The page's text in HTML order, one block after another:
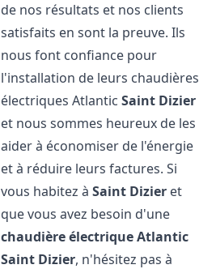
de nos résultats et nos clients
satisfaits en sont la preuve. Ils
nous font confiance pour
l'installation de leurs chaudières
électriques AtlanticSaint Dizier
et nous sommes heureux de les
aider à économiser de l'énergie
et à réduire leurs factures. Si
vous habitez àSaint Dizier et
que vous avez besoin d'une
chaudière électrique Atlantic
Saint Dizier, n'hésitez pas à